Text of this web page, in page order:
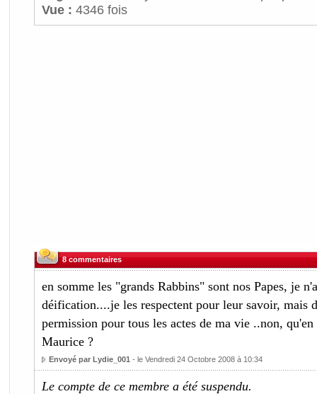
Vue : 4346 fois
8 commentaires
en somme les "grands Rabbins" sont nos Papes, je
déification....je les respectent pour leur savoir, mais
permission pour tous les actes de ma vie ..non,
Maurice ?
Envoyé par Lydie_001 - le Vendredi 24 Octobre 2008 à 10:34
Le compte de ce membre a été suspendu.